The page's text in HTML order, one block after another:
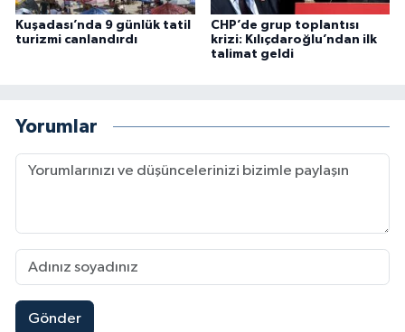
Kuşadası’nda 9 günlük tatil
turizmi canlandırdı
CHP’de grup toplantısı
krizi: Kılıçdaroğlu’ndan ilk
talimat geldi
Yorumlar
Gönder